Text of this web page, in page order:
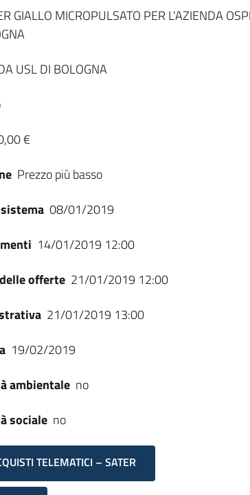
GIALLO MICROPULSATO PER L'AZIENDA
USL DI BOLOGNA
€
Prezzo più basso
08/01/2019
14/01/2019 12:00
offerte 21/01/2019 12:00
21/01/2019 13:00
19/02/2019
ambientale no
sociale no
TELEMATICI – SATER